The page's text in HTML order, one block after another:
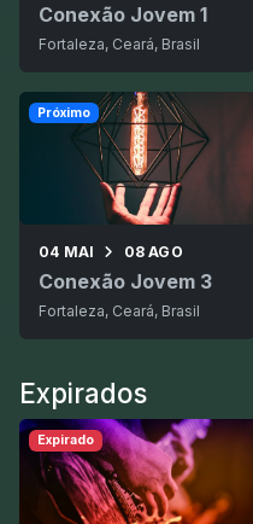
Conexão Jovem 1
Fortaleza, Ceará, Brasil
04 MAI 08 AGO
Conexão Jovem 3
Fortaleza, Ceará, Brasil
Próximo
Expirados
Expirado